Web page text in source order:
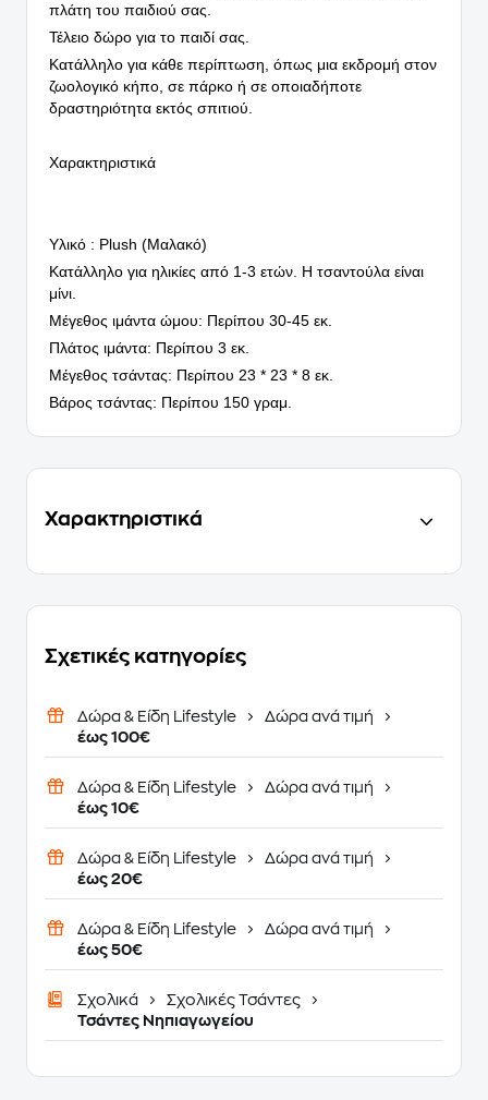
πλάτη του παιδιού σας.
Τέλειο δώρο για το παιδί σας.
Κατάλληλο για κάθε περίπτωση, όπως μια εκδρομή στον
ζωολογικό κήπο, σε πάρκο ή σε οποιαδήποτε
δραστηριότητα εκτός σπιτιού.
Χαρακτηριστικά
Υλικό : Plush (Μαλακό)
Κατάλληλο για ηλικίες από 1-3 ετών. Η τσαντούλα είναι
μίνι.
Μέγεθος ιμάντα ώμου: Περίπου 30-45 εκ.
Πλάτος ιμάντα: Περίπου 3 εκ.
Μέγεθος τσάντας: Περίπου 23 * 23 * 8 εκ.
Βάρος τσάντας: Περίπου 150 γραμ.
Χαρακτηριστικά
Σχετικές κατηγορίες
Δώρα & Είδη Lifestyle
Δώρα ανά τιμή
έως 100€
Δώρα & Είδη Lifestyle
Δώρα ανά τιμή
έως 10€
Δώρα & Είδη Lifestyle
Δώρα ανά τιμή
έως 20€
Δώρα & Είδη Lifestyle
Δώρα ανά τιμή
έως 50€
Σχολικά
Σχολικές Τσάντες
Τσάντες Νηπιαγωγείου